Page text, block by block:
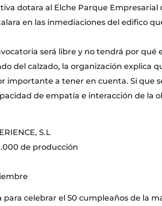
dotara al Elche Parque Empresarial
en las inmediaciones del edifico
será libre y no tendrá por qué
del calzado, la organización explica
importante a tener en cuenta. Si que
de empatía e interacción de la
S.L
de producción
celebrar el 50 cumpleaños de la